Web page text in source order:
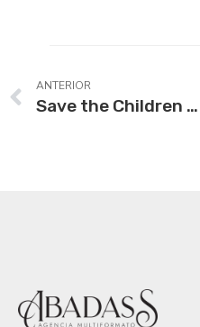
ANTERIOR
Save the Children Condor grand prix